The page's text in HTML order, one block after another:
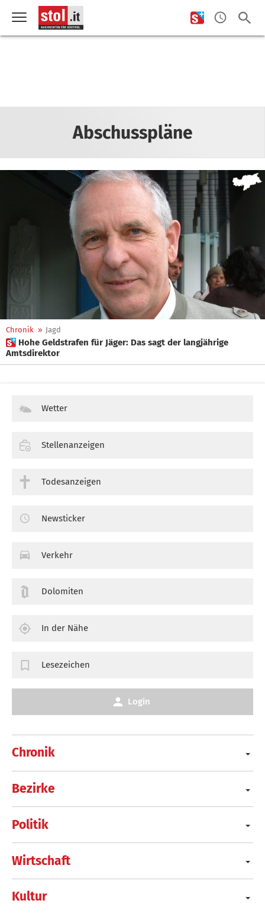
Abschusspläne
Chronik » Jagd
 Hohe Geldstrafen für Jäger: Das sagt der langjährige
Amtsdirektor
Chronik
Bezirke
Politik
Wirtschaft
Kultur
Wetter
Stellenanzeigen
Todesanzeigen
Newsticker
Verkehr
Dolomiten
In der Nähe
Lesezeichen
Login